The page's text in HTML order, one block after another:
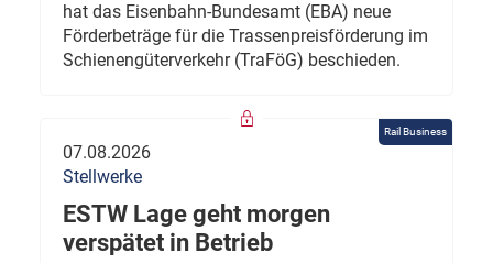
hat das Eisenbahn-Bundesamt (EBA) neue
Förderbeträge für die Trassenpreisförderung im
Schienengüterverkehr (TraFöG) beschieden.
Rail Business
07.08.2026
Stellwerke
ESTW Lage geht morgen
verspätet in Betrieb